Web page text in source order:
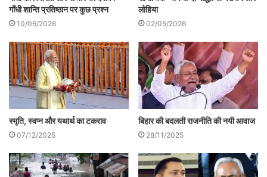
भिन्न कर दिया। कांग्रेस द्वारा जातिगत प्रतिशत के
समय पसमांदा मुसलमान को केवल ‘दरी बिछाने’,
‘कुर्सियाँ लगाने’ और ‘झोला ढोने’ की भूमिका सौंपे जाने
का जो संकेत गया, उसने मुस्लिम मतदाताओं के भीतर
गहरी विवशता और अपमान की भावना पैदा कर दी।
नतीजा यह कि पहली बार मुस्लिम प्रभाव वाली कई
सीटों पर राजग को अप्रत्याशित लाभ मिला।
गाँधी शान्ति प्रतिष्ठान पर कुछ प्रश्न
10/06/2026
लोहिया
02/05/2026
स्मृति, स्वप्न और यथार्थ का टकराव
07/12/2025
बिहार की बदलती राजनीति की नयी आवाज
28/11/2025